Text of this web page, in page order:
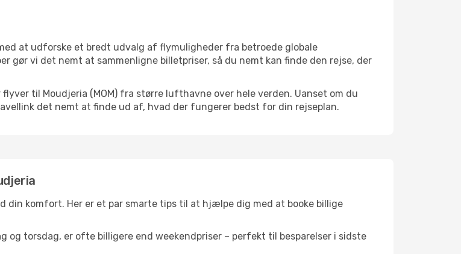
at udforske et bredt udvalg af flymuligheder fra betroede globale
gør vi det nemt at sammenligne billetpriser, så du nemt kan finde den rejse, der
til Moudjeria (MOM) fra større lufthavne over hele verden. Uanset om du
det nemt at finde ud af, hvad der fungerer bedst for din rejseplan.
din komfort. Her er et par smarte tips til at hjælpe dig med at booke billige
og torsdag, er ofte billigere end weekendpriser – perfekt til besparelser i sidste